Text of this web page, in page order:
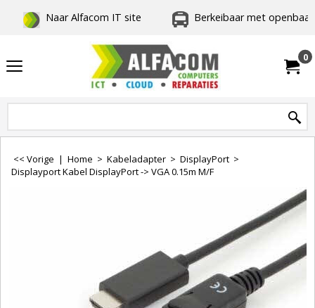
Naar Alfacom IT site Berkeibaar met
0
<< Vorige | Home > Kabeladapter > DisplayPort >
Displayport Kabel DisplayPort -> VGA 0.15m M/F